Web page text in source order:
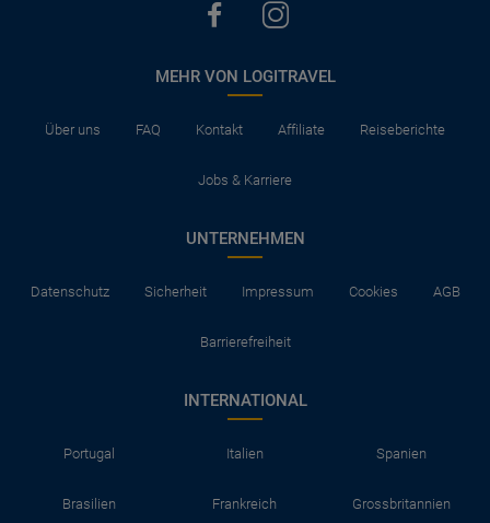
MEHR VON LOGITRAVEL
Über uns FAQ Kontakt Affiliate Reiseberichte
Jobs & Karriere
UNTERNEHMEN
Datenschutz Sicherheit Impressum Cookies AGB
Barrierefreiheit
INTERNATIONAL
Portugal Italien Spanien
Brasilien Frankreich Grossbritannien